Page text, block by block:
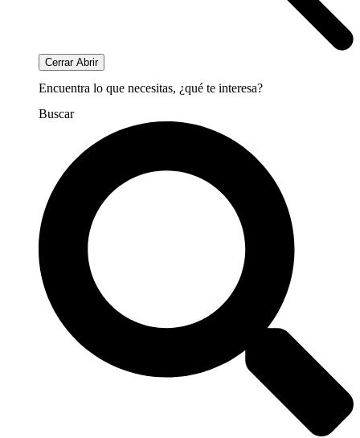
Cerrar Abrir
Encuentra lo que necesitas, ¿qué te interesa?
Buscar